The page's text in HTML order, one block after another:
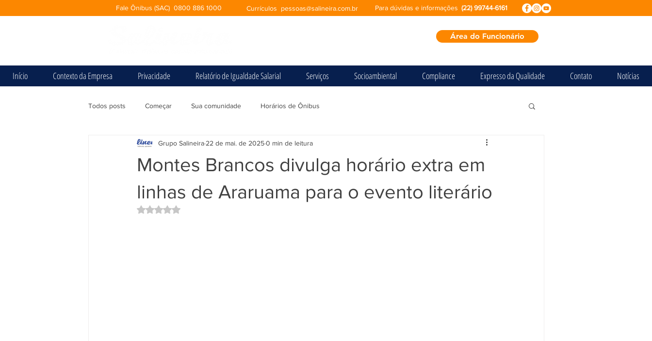
Fale Ônibus (SAC) 0800 886 1000 Currículos pessoas@salineira.com.br (22) 99744-6161
Para dúvidas e informações
Área do Funcionário
Início Contexto da Empresa Privacidade Relatório de Igualdade Salarial Serviços Socioambiental Compliance Expresso da Qualidade Contato Notícias
Todos posts Começar Sua comunidade Horários de Ônibus
Montes Brancos divulga horário extra em
linhas de Araruama para o evento literário
Grupo Salineira 22 de mai. de 20250 min de leitura
Avaliado com NaN de 5 estrelas.